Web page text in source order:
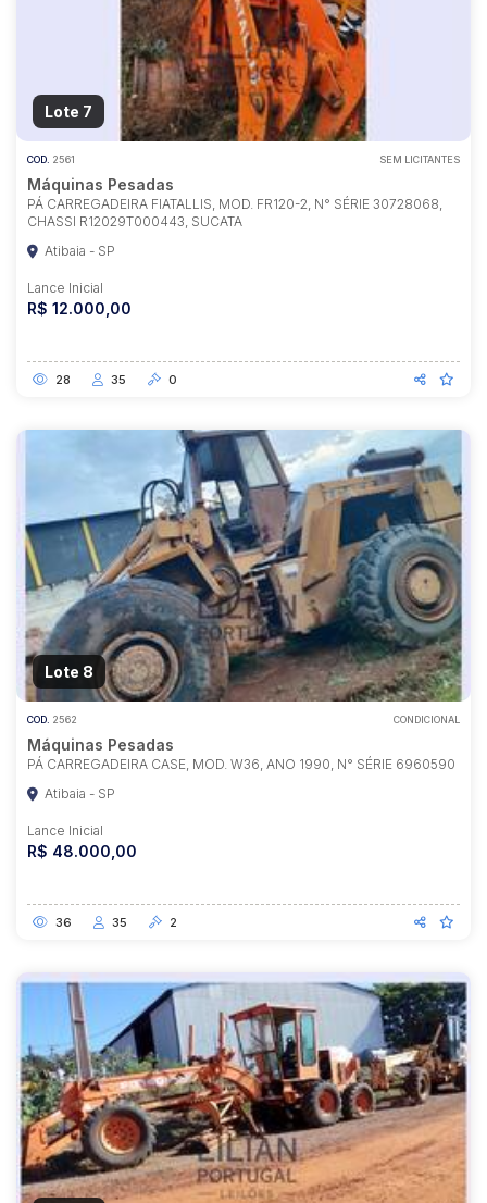
Lote 7
COD. 2561 SEM LICITANTES
Máquinas Pesadas
PÁ CARREGADEIRA FIATALLIS, MOD. FR120-2, N° SÉRIE 30728068,
CHASSI R12029T000443, SUCATA
Atibaia - SP
Lance Inicial
R$ 12.000,00
28 35 0
Lote 8
COD. 2562 CONDICIONAL
Máquinas Pesadas
PÁ CARREGADEIRA CASE, MOD. W36, ANO 1990, N° SÉRIE 6960590
Atibaia - SP
Lance Inicial
R$ 48.000,00
36 35 2